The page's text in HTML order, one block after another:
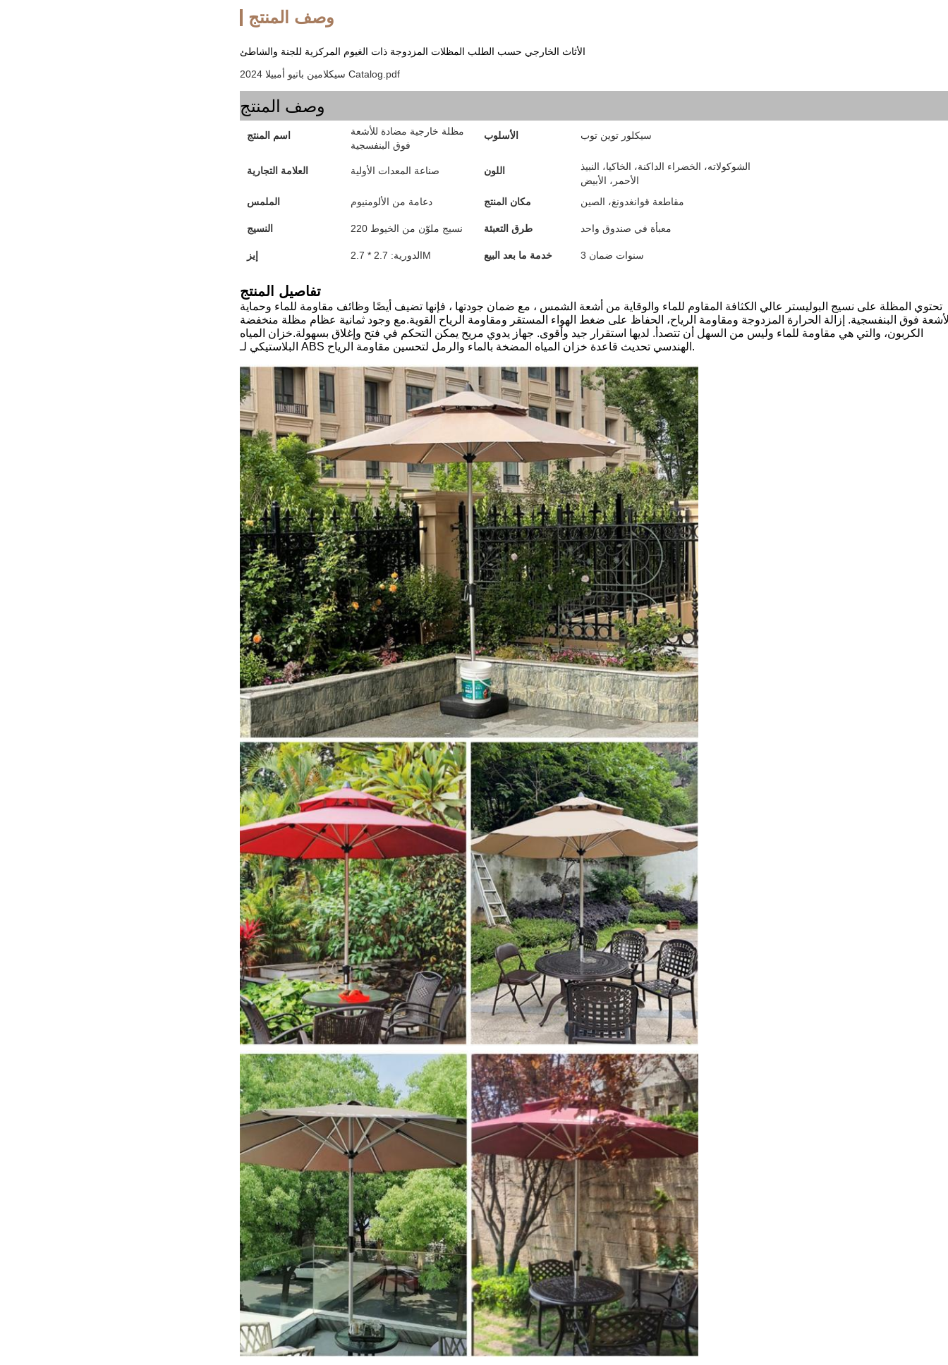
وصف المنتج
الأثاث الخارجي حسب الطلب المظلات المزدوجة ذات الغيوم المركزية للجنة والشاطئ
2024 سيكلامين باتيو أمبيلا Catalog.pdf
وصف المنتج
اسم المنتج
مظلة خارجية مضادة للأشعة
فوق البنفسجية
الأسلوب سيكلور توين توب
العلامة التجارية صناعة المعدات الأولية اللون
الشوكولاته، الخضراء الداكنة، الخاكيا، النبيذ
الأحمر، الأبيض
الملمس
دعامة من الألومنيوم مكان المنتج مقاطعة قوانغدونغ، الصين
النسيج 220 نسيج ملوّن من الخيوط طرق التعبئة معبأة في صندوق واحد
إيز الدورية: 2.7 * 2.7M خدمة ما بعد البيع 3 سنوات ضمان
تفاصيل المنتج
تحتوي المظلة على نسيج البوليستر عالي الكثافة المقاوم للماء والوقاية من أشعة الشمس ، مع ضمان جودتها ، فإنها تضيف أيضًا وظائف مقاومة للماء وحماية
فوق البنفسجية. إزالة الحرارة المزدوجة ومقاومة الرياح، الحفاظ على ضغط الهواء المستقر ومقاومة الرياح القوية.مع وجود ثمانية عظام مظلة منخفضة
الكربون، والتي هي مقاومة للماء وليس من السهل أن تتصدأ. لديها استقرار جيد وأقوى. جهاز يدوي مريح يمكن التحكم في فتح وإغلاق بسهولة.خزان المياه
البلاستيكي لـ ABS الهندسي تحديث قاعدة خزان المياه المضخة بالماء والرمل لتحسين مقاومة الرياح.